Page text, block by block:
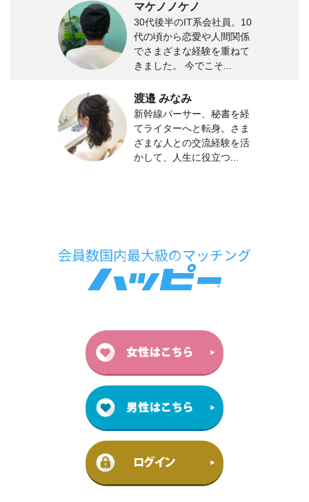
マケノノケノ
30代後半のIT系会社員。10
代の頃から恋愛や人間関係
でさまざまな経験を重ねて
きました。 今でこそ...
渡邉 みなみ
新幹線パーサー、秘書を経
てライターへと転身。さま
ざまな人との交流経験を活
かして、人生に役立つ...